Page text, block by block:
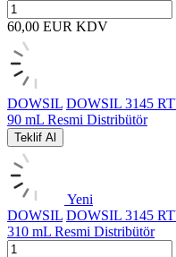
60,00 EUR KDV
DOWSIL DOWSIL 3145
90 mL Resmi Distribütör
Teklif Al
Yeni
DOWSIL DOWSIL 3145
310 mL Resmi Distribütör